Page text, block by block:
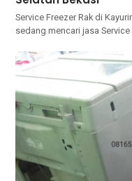
Service Freezer Rak di
ѕеdаng mencari jasa Service